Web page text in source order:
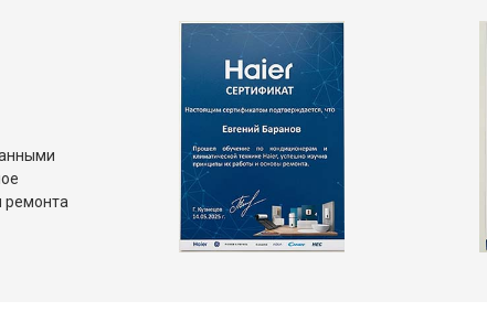
от 80 мин от 2550 ₽
от 50 мин от 1900 ₽
ремонта